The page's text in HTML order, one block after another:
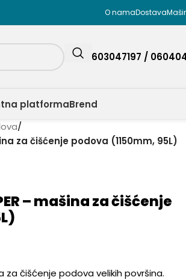
O namaDostava
0603047197 /
platformaBrend
/
za čišćenje podova (1150mm, 95L)
– mašina za čišćenje
za čišćenje podova velikih površina.